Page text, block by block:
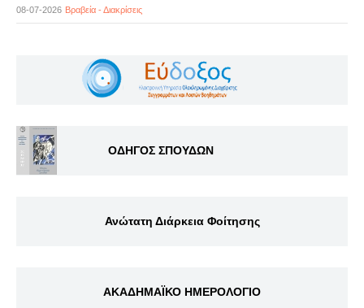
08-07-2026 Βραβεία - Διακρίσεις
ΟΔΗΓΟΣ ΣΠΟΥΔΩΝ
Ανώτατη Διάρκεια Φοίτησης
ΑΚΑΔΗΜΑΪΚΟ ΗΜΕΡΟΛΟΓΙΟ